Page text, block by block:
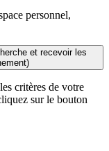
personnel,
et recevoir les
critères de votre
sur le bouton